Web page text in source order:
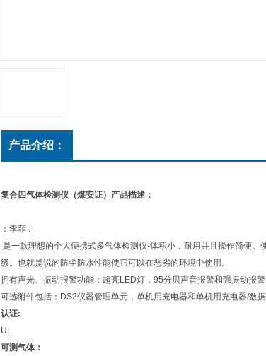
产品介绍：
复合四气体检测仪（煤安证） 产品描述：
：李菲 :
是一款理想的个人便携式多气体检测仪-体积小，耐用并且操作简便
级。也就是说的防尘防水性能使它可以在恶劣的环境中使用。
拥有声光、振动报警功能：超亮LED灯，95分贝声音报警和强振动报警
可选附件包括：DS2仪器管理单元，单机用充电器和单机用充电器/数据
认证:
UL
可测气体：